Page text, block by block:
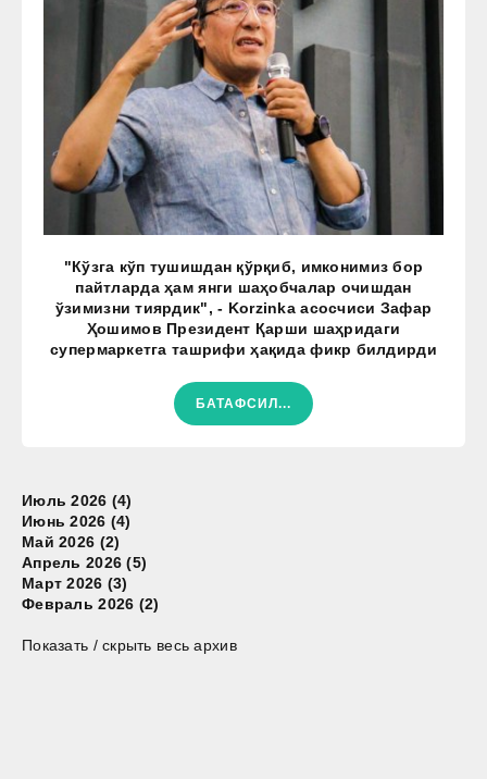
"Кўзга кўп тушишдан қўрқиб, имконимиз бор
пайтларда ҳам янги шаҳобчалар очишдан
ўзимизни тиярдик", - Korzinka асосчиси Зафар
Ҳошимов Президент Қарши шаҳридаги
супермаркетга ташрифи ҳақида фикр билдирди
БАТАФСИЛ...
Июль 2026 (4)
Июнь 2026 (4)
Май 2026 (2)
Апрель 2026 (5)
Март 2026 (3)
Февраль 2026 (2)
Показать / скрыть весь архив